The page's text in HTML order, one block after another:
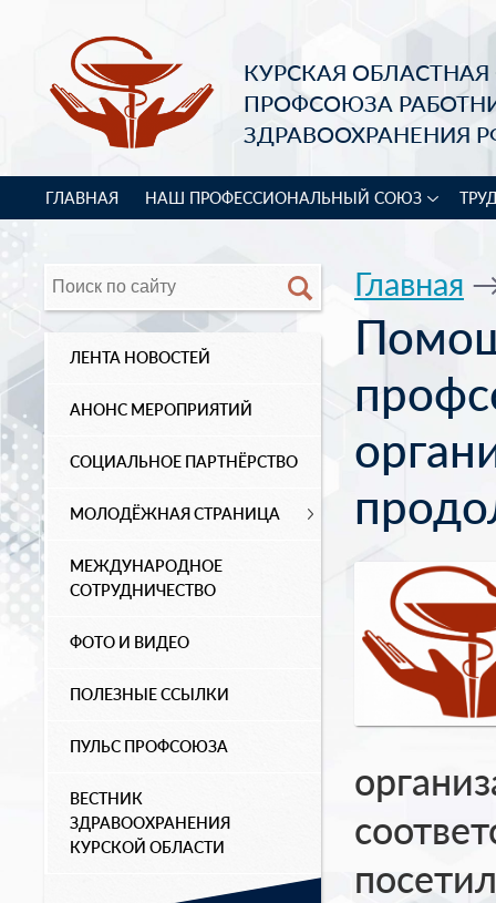
КУРСКАЯ
ПРОФСОЮЗА
ЗДРАВООХРАНЕНИЯ
ГЛАВНАЯ НАШ ПРОФЕССИОНАЛЬНЫЙ СОЮЗ
ЛЕНТА НОВОСТЕЙ
АНОНС МЕРОПРИЯТИЙ
СОЦИАЛЬНОЕ ПАРТНЁРСТВО
МОЛОДЁЖНАЯ СТРАНИЦА
МЕЖДУНАРОДНОЕ
СОТРУДНИЧЕСТВО
ФОТО И ВИДЕО
ПОЛЕЗНЫЕ ССЫЛКИ
ПУЛЬС ПРОФСОЮЗА
ВЕСТНИК
ЗДРАВООХРАНЕНИЯ
КУРСКОЙ ОБЛАСТИ
Главная